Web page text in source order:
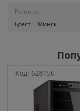
Регионы
Брест
Минск
Код: 628156